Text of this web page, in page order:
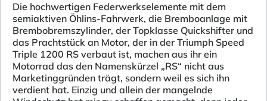
Die hochwertigen Federwerkselemente mit dem
semiaktiven Öhlins-Fahrwerk, die Bremboanlage mit
Brembobremszylinder, der Topklasse Quickshifter und
das Prachtstück an Motor, der in der Triumph Speed
Triple 1200 RS verbaut ist, machen aus ihr ein
Motorrad das den Namenskürzel „RS“ nicht aus
Marketinggründen trägt, sondern weil es sich ihn
verdient hat. Einzig und allein der mangelnde